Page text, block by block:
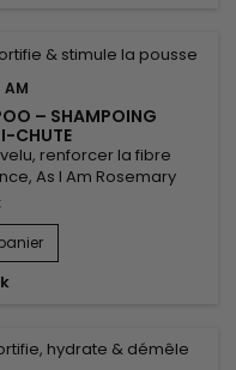
AM
– SHAMPOING
CHUTE
renforcer la fibre
As I Am Rosemary
au romarin idéal pour
de densité. Il nettoie
pour favoriser un
huile de romarin,...